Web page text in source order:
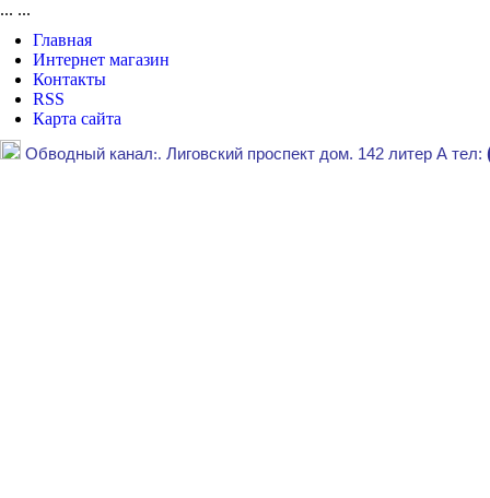
... ...
Главная
Интернет магазин
Контакты
RSS
Карта сайта
Обводный канал:. Лиговский проспект дом. 142 литер А тел: